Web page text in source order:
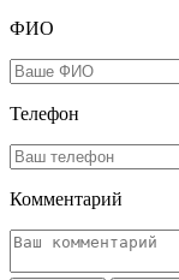
ФИО
Телефон
Комментарий